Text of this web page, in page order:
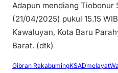
Adapun mendiang Tiobonur
(21/04/2025) pukul 15.15
Kawaluyan, Kota Baru
Barat. (dtk)
Gibran RakabumingKSADmelayat